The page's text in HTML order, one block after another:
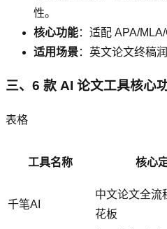
性。
核心功能：适配 APA/
适用场景：英文论文终稿
三、6 款 AI 论文工具核心
表格
工具名称 核心
千笔AI
中文论文全流
花板